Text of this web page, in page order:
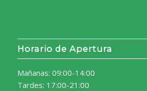
Horario de Apertura
Mañanas: 09:00-14:00
Tardes: 17:00-21:00